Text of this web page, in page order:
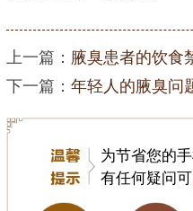
上一篇： 腋臭患者的饮食
下一篇： 年轻人的腋臭问
为节省您的
有任何疑问可